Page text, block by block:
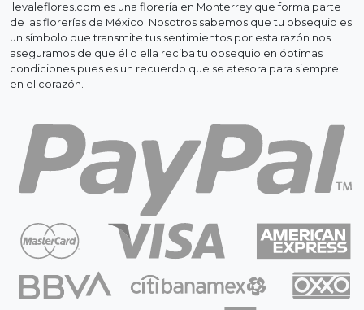
llevaleflores.com es una florería en Monterrey que forma parte
de las florerías de México. Nosotros sabemos que tu obsequio es
un símbolo que transmite tus sentimientos por esta razón nos
aseguramos de que él o ella reciba tu obsequio en óptimas
condiciones pues es un recuerdo que se atesora para siempre
en el corazón.